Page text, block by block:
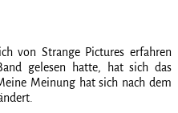
von Strange Pictures erfahren
gelesen hatte, hat sich das
Meinung hat sich nach dem